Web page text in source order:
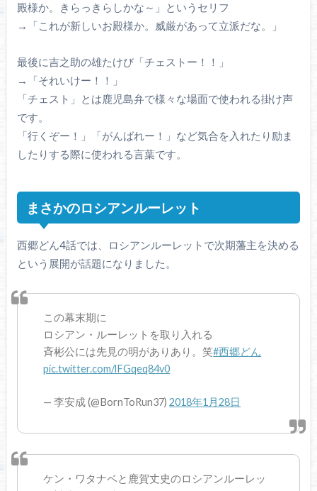
殿様か。きらっきらしかな～」というセリフ
→「これが新しいお殿様か。威厳があって立派だな。」
最後に吉之助の雄たけび「チェストー！！」
→「それいけー！！」
「チェスト」とは鹿児島弁で様々な場面で使われる掛け声
です。
「行くぞー！」「がんばれー！」など気合を入れたり励ま
したりする際に使われる言葉です。
まさかのロシアンルーレット
西郷どん4話では、ロシアンルーレットで次期藩主を決める
という展開が話題になりました。
この幕末期に
ロシアン・ルーレットを取り入れる
斉彬公には先見の明がありあり。笑#西郷どん
pic.twitter.com/lFGqeq84v0
— 李安成 (@BornToRun37)2018年1月28日
ケン・ワタナベと鹿賀丈史のロシアンルーレッ